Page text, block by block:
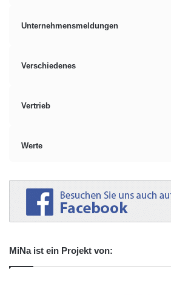
Unternehmensmeldungen
Verschiedenes
Vertrieb
Werte
MiNa ist ein Projekt von: